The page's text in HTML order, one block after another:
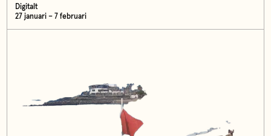
Digitalt
27 januari – 7 februari